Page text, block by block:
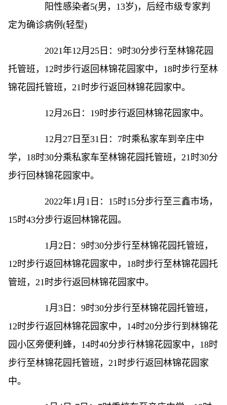
阳性感染者5(男，13岁)，后经市级专家判
定为确诊病例(轻型)
2021年12月25日：9时30分步行至林锦花园
托管班，12时步行返回林锦花园家中，18时步行至林
锦花园托管班，21时步行返回林锦花园家中。
12月26日：19时步行返回林锦花园家中。
12月27日至31日：7时乘私家车到辛庄中
学，18时30分乘私家车至林锦花园托管班，21时30分
步行回林锦花园家中。
2022年1月1日：15时15分步行至三鑫市场，
15时43分步行返回林锦花园。
1月2日：9时30分步行至林锦花园托管班，
12时步行返回林锦花园家中，18时步行至林锦花园托
管班，21时步行返回林锦花园家中。
1月3日：9时30分步行至林锦花园托管班，
12时步行返回林锦花园家中，14时20分步行到林锦花
园小区旁便利蜂，14时40分步行林锦花园家中，18时
步行至林锦花园托管班，21时步行返回林锦花园家
中。